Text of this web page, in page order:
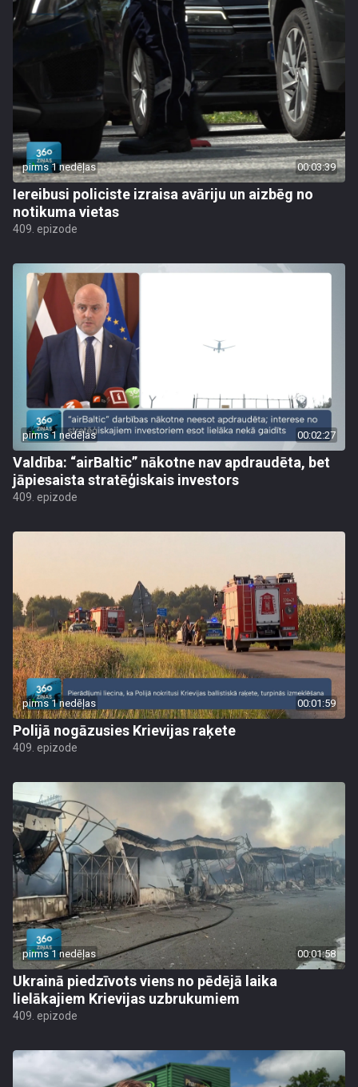
pirms 1 nedēļas 00:03:39
Iereibusi policiste izraisa avāriju un aizbēg no
notikuma vietas
409. epizode
pirms 1 nedēļas 00:02:27
Valdība: “airBaltic” nākotne nav apdraudēta, bet
jāpiesaista stratēģiskais investors
409. epizode
pirms 1 nedēļas 00:01:59
Polijā nogāzusies Krievijas raķete
409. epizode
pirms 1 nedēļas 00:01:58
Ukrainā piedzīvots viens no pēdējā laika
lielākajiem Krievijas uzbrukumiem
409. epizode